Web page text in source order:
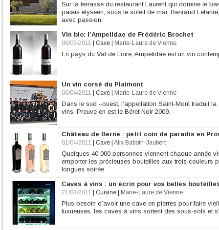
Sur la terrasse du restaurant Laurent qui domine le
palais élyséen, sous le soleil de mai, Bertrand
avec passion.
Vin bio: l’Ampelidae de Frédéric Brochet
06/05/2011 Cave Marie-Laure de Vienne
En pays du Val de Loire, Ampelidae est un vin
Un vin corsé du Plaimont
06/04/2011 Cave Marie-Laure de Vienne
Dans le sud –ouest, l’appellation Saint-Mont traduit
vins. Preuve en est le Béret Noir 2009.
Château de Berne : petit coin de paradis en
01/04/2011 Cave Alix Baboin-Jaubert
Quelques 40 000 personnes viennent chaque année
emporter les précieuses bouteilles aux trois couleurs
longues soirée
Caves à vins : un écrin pour vos belles
21/03/2011 Cuisine Marie-Laure de Vienne
Plus besoin d’avoir une cave en pierres pour faire
luxueuses, les caves à vins sortent des sous-sols et